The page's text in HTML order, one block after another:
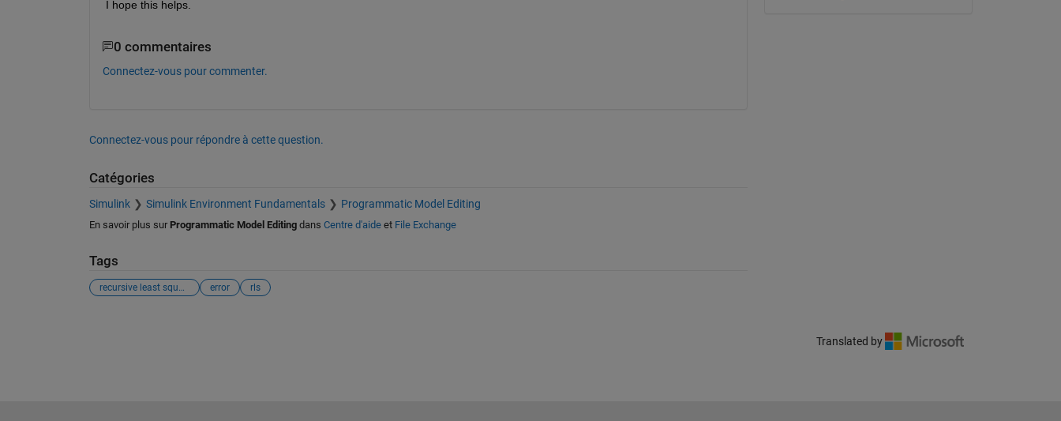
I hope this helps.
0 commentaires
Connectez-vous pour commenter.
Connectez-vous pour répondre à cette question.
Catégories
Simulink Simulink Environment Fundamentals Programmatic Model Editing
En savoir plus sur Programmatic Model Editingdans Centre d'aideet File Exchange
Tags
recursive least squares estimator error rls
Translated by